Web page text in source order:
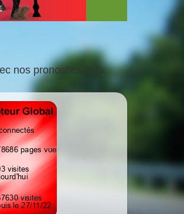
nos pronostics faits